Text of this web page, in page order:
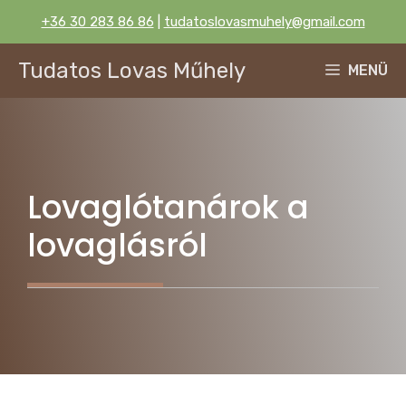
tartalomba
+36 30 283 86 86 tudatoslovasmuhely@gmail.com
Tudatos Lovas Műhely MENÜ
Lovaglótanárok a
lovaglásról